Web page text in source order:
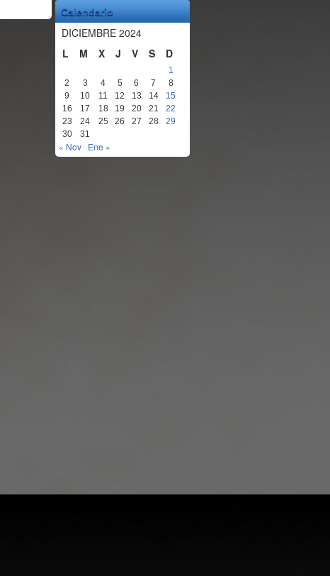
Calendario
DICIEMBRE 2024
L
M X J V S D
1
2
3 4 5 6 7
8
9
10 11 12 13 14
15
16
17 18 19 20 21
22
23
24 25 26 27 28
29
30
31
« Nov Ene »